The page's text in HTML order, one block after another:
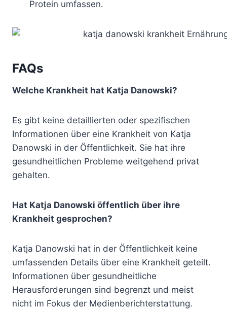
Protein umfassen.
FAQs
Welche Krankheit hat Katja Danowski?
Es gibt keine detaillierten oder spezifischen
Informationen über eine Krankheit von Katja
Danowski in der Öffentlichkeit. Sie hat ihre
gesundheitlichen Probleme weitgehend privat
gehalten.
Hat Katja Danowski öffentlich über ihre
Krankheit gesprochen?
Katja Danowski hat in der Öffentlichkeit keine
umfassenden Details über eine Krankheit geteilt.
Informationen über gesundheitliche
Herausforderungen sind begrenzt und meist
nicht im Fokus der Medienberichterstattung.